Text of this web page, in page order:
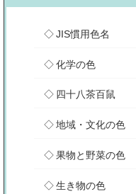
JIS慣用色名
化学の色
四十八茶百鼠
地域・文化の色
果物と野菜の色
生き物の色